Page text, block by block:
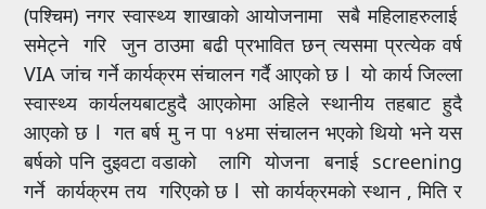
(पश्चिम) नगर स्वास्थ्य शाखाको आयोजनामा सबै महिलाहरुलाई
समेट्ने गरि जुन ठाउमा बढी प्रभावित छन् त्यसमा प्रत्येक वर्ष
VIA जांच गर्ने कार्यक्रम संचालन गर्दै आएको छ l यो कार्य जिल्ला
स्वास्थ्य कार्यलयबाटहुदै आएकोमा अहिले स्थानीय तहबाट हुदै
आएको छ l गत बर्ष मु न पा १४मा संचालन भएको थियो भने यस
बर्षको पनि दुइवटा वडाको लागि योजना बनाई screening
गर्ने कार्यक्रम तय गरिएको छ l सो कार्यक्रमको स्थान , मिति र